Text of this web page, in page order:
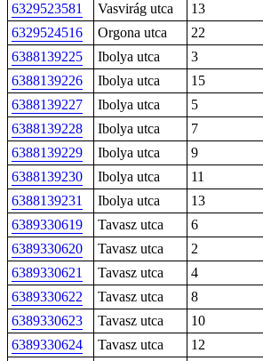
6329523581
Vasvirág utca 13
6329524516
Orgona utca 22
6388139225
Ibolya utca 3
6388139226
Ibolya utca 15
6388139227
Ibolya utca 5
6388139228
Ibolya utca 7
6388139229
Ibolya utca 9
6388139230
Ibolya utca 11
6388139231
Ibolya utca 13
6389330619
Tavasz utca 6
6389330620
Tavasz utca 2
6389330621
Tavasz utca 4
6389330622
Tavasz utca 8
6389330623
Tavasz utca 10
6389330624
Tavasz utca 12